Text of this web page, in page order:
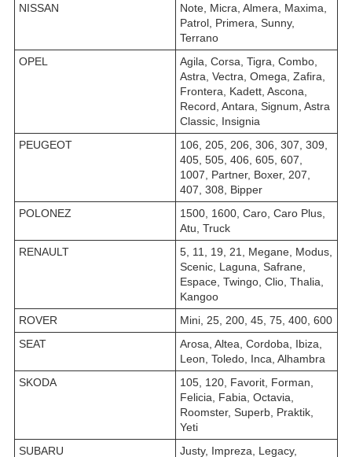
NISSAN
Note, Micra, Almera, Maxima,
Patrol, Primera, Sunny,
Terrano
OPEL
Agila, Corsa, Tigra, Combo,
Astra, Vectra, Omega, Zafira,
Frontera, Kadett, Ascona,
Record, Antara, Signum, Astra
Classic, Insignia
PEUGEOT
106, 205, 206, 306, 307, 309,
405, 505, 406, 605, 607,
1007, Partner, Boxer, 207,
407, 308, Bipper
POLONEZ
1500, 1600, Caro, Caro Plus,
Atu, Truck
RENAULT
5, 11, 19, 21, Megane, Modus,
Scenic, Laguna, Safrane,
Espace, Twingo, Clio, Thalia,
Kangoo
ROVER
Mini, 25, 200, 45, 75, 400, 600
SEAT
Arosa, Altea, Cordoba, Ibiza,
Leon, Toledo, Inca, Alhambra
SKODA
105, 120, Favorit, Forman,
Felicia, Fabia, Octavia,
Roomster, Superb, Praktik,
Yeti
SUBARU
Justy, Impreza, Legacy,